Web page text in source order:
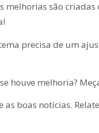
melhorias são
precisa de um
houve melhoria?
as boas notícias.